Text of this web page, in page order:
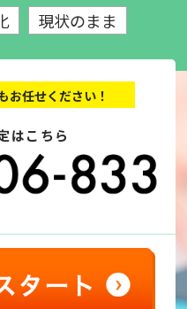
現状のまま
お任せください！
はこちら